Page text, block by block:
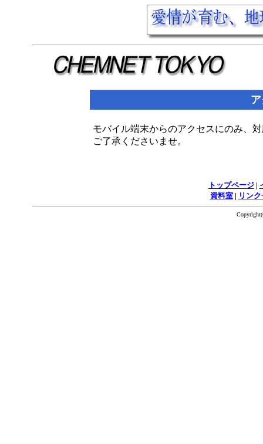
モバイル端末からのアクセスにのみ、
ご了承くださいませ。
トップページ|
資料室| リン